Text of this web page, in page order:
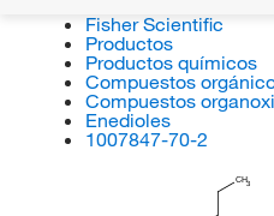
Fisher Scientific
Productos
Productos químicos
Compuestos
Compuestos
Enedioles
1007847-70-2
CH3